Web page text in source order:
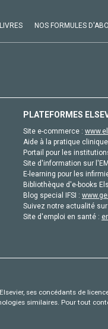
LIVRES NOS FORMULES
PLATEFORMES
Site e-commerce :
Aide à la pratique
Portail pour les
Site d'information sur
E-learning pour les
Bibliothèque d'e-books
Blog special IFSI :
Suivez notre actualité
Site d'emploi en santé :
ses concédants de
similaires. Pour tout